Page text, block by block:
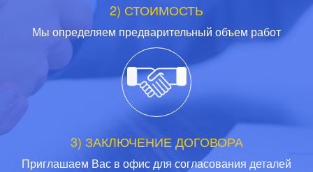
2) СТОИМОСТЬ
Мы определяем предварительный объем работ
3) ЗАКЛЮЧЕНИЕ ДОГОВОРА
Приглашаем Вас в офис для согласования деталей